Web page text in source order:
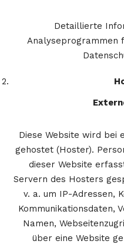
Detaillierte
Analyseprogrammen
Diese Website wird bei
gehostet (Hoster).
dieser Website
Servern des Hosters
v. a. um IP-Adressen,
Kommunikationsdaten,
Namen,
über eine Website